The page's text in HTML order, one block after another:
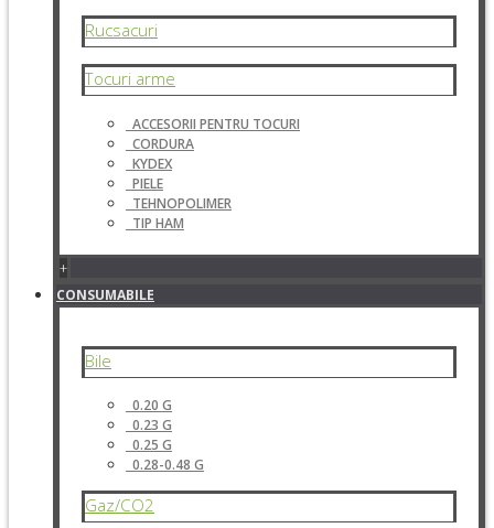
Rucsacuri
Tocuri arme
ACCESORII PENTRU TOCURI
CORDURA
KYDEX
PIELE
TEHNOPOLIMER
TIP HAM
+
CONSUMABILE
Bile
0.20 G
0.23 G
0.25 G
0.28-0.48 G
Gaz/CO2